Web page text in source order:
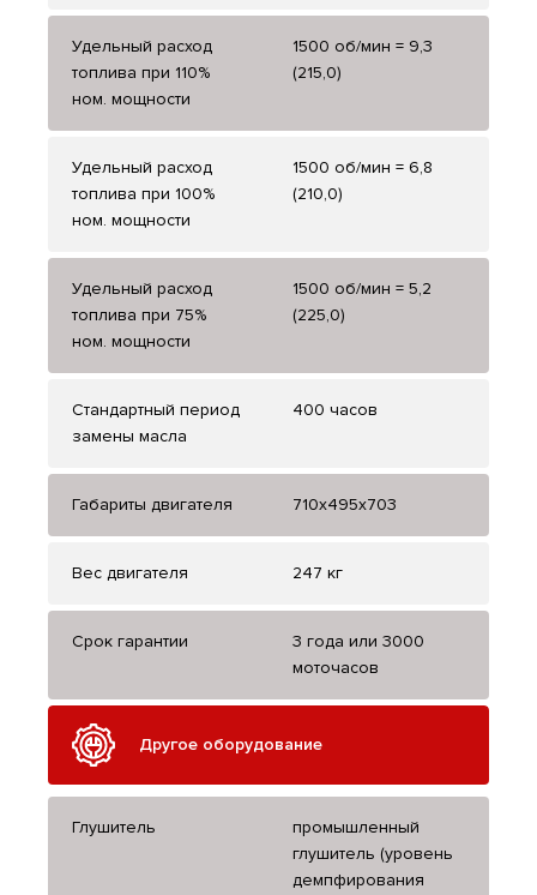
Удельный расход
топлива при 110%
ном. мощности
1500 об/мин = 9,3
(215,0)
Удельный расход
топлива при 100%
ном. мощности
1500 об/мин = 6,8
(210,0)
Удельный расход
топлива при 75%
ном. мощности
1500 об/мин = 5,2
(225,0)
Стандартный период
замены масла
400 часов
Габариты двигателя 710х495х703
Вес двигателя 247 кг
Срок гарантии
3 года или 3000
моточасов
Другое оборудование
Глушитель
промышленный
глушитель (уровень
демпфирования